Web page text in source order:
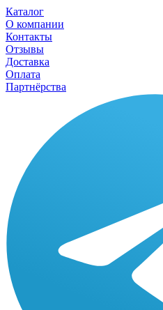
Каталог
О компании
Контакты
Отзывы
Доставка
Оплата
Партнёрства